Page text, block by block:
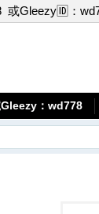
或Gleezy🆔：
：wd778